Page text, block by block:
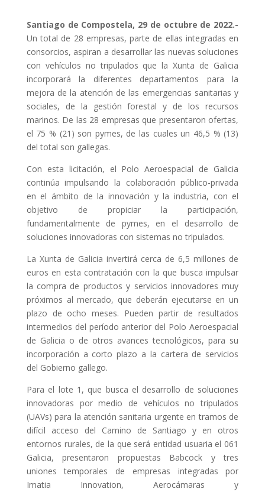
Santiago de Compostela, 29 de octubre de 2022.-
Un total de 28 empresas, parte de ellas integradas en
consorcios, aspiran a desarrollar las nuevas soluciones
con vehículos no tripulados que la Xunta de Galicia
incorporará la diferentes departamentos para la
mejora de la atención de las emergencias sanitarias y
sociales, de la gestión forestal y de los recursos
marinos. De las 28 empresas que presentaron ofertas,
el 75 % (21) son pymes, de las cuales un 46,5 % (13)
del total son gallegas.
Con esta licitación, el Polo Aeroespacial de Galicia
continúa impulsando la colaboración público-privada
en el ámbito de la innovación y la industria, con el
objetivo de propiciar la participación,
fundamentalmente de pymes, en el desarrollo de
soluciones innovadoras con sistemas no tripulados.
La Xunta de Galicia invertirá cerca de 6,5 millones de
euros en esta contratación con la que busca impulsar
la compra de productos y servicios innovadores muy
próximos al mercado, que deberán ejecutarse en un
plazo de ocho meses. Pueden partir de resultados
intermedios del período anterior del Polo Aeroespacial
de Galicia o de otros avances tecnológicos, para su
incorporación a corto plazo a la cartera de servicios
del Gobierno gallego.
Para el lote 1, que busca el desarrollo de soluciones
innovadoras por medio de vehículos no tripulados
(UAVs) para la atención sanitaria urgente en tramos de
difícil acceso del Camino de Santiago y en otros
entornos rurales, de la que será entidad usuaria el 061
Galicia, presentaron propuestas Babcock y tres
uniones temporales de empresas integradas por
Imatia Innovation, Aerocámaras y